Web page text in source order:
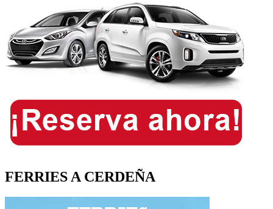
FERRIES A CERDEÑA